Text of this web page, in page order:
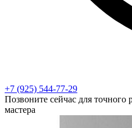
+7 (925) 544-77-29
Позвоните сейчас для точного
мастера